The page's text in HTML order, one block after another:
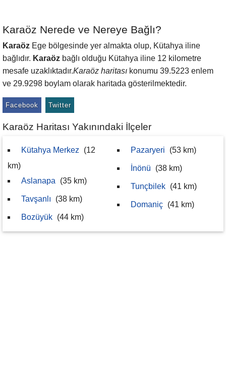
Karaöz Nerede ve Nereye Bağlı?
Karaöz Ege bölgesinde yer almakta olup, Kütahya iline
bağlıdır. Karaöz bağlı olduğu Kütahya iline 12 kilometre
mesafe uzaklıktadır.Karaöz haritası konumu 39.5223 enlem
ve 29.9298 boylam olarak haritada gösterilmektedir.
Facebook Twitter
Karaöz Haritası Yakınındaki İlçeler
Kütahya Merkez
(12
km)
Aslanapa
(35 km)
Tavşanlı (38 km)
Bozüyük (44 km)
Pazaryeri (53 km)
İnönü (38 km)
Tunçbilek (41 km)
Domaniç (41 km)